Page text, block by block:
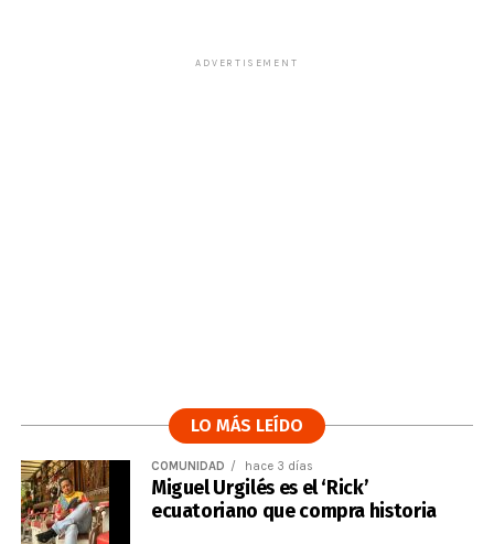
ADVERTISEMENT
LO MÁS LEÍDO
COMUNIDAD hace 3 días
Miguel Urgilés es el ‘Rick’
ecuatoriano que compra historia